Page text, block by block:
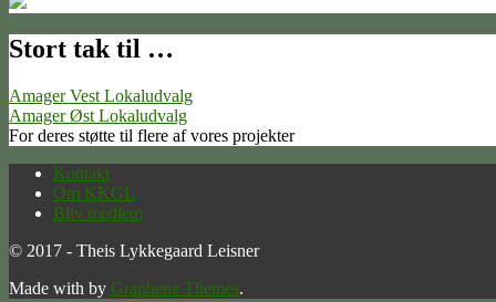
Stort tak til …
Amager Vest Lokaludvalg
Amager Øst Lokaludvalg
For deres støtte til flere af vores projekter
Kontakt
Om KKGL
Bliv medlem
© 2017 - Theis Lykkegaard Leisner
Made with by Graphene Themes.